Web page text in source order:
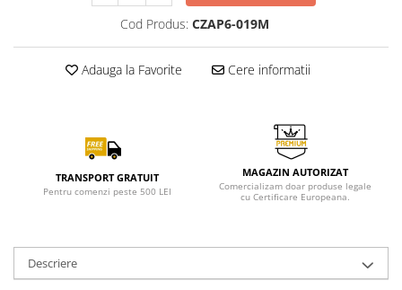
Cod Produs: CZAP6-019M
Adauga la Favorite Cere informatii
TRANSPORT GRATUIT
Pentru comenzi peste 500 LEI
MAGAZIN AUTORIZAT
Comercializam doar produse legale
cu Certificare Europeana.
Descriere